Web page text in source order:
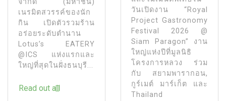
จํากัด (มหาชน)
เนรมิตสวรรค์ของนัก
กิน เปิดตัวรวมร้าน
อร่อยระดับตำนาน
Lotus’s EATERY
@ICS แห่งแรกและ
ใหญ่ที่สุดในฝั่งธนบุรี...
Read out all
วันเปิดงาน “Royal
Project Gastronomy
Festival 2026 @
Siam Paragon” งาน
ใหญ่แห่งปีที่มูลนิธิ
โครงการหลวง ร่วม
กับ สยามพารากอน,
กูร์เมต์ มาร์เก็ต และ
Thailand